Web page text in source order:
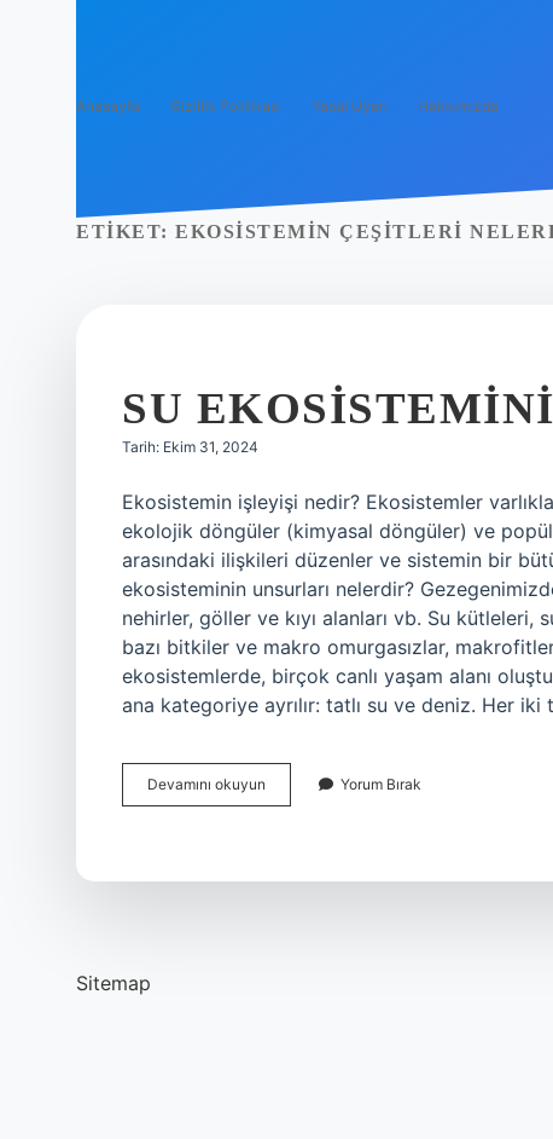
Anasayfa Gizlilik Politikası Yasal Uyarı Hakkımızda
ETIKET: EKOSISTEMIN ÇEŞITLERI
SU
Tarih: Ekim 31, 2024
Ekosistemin işleyişi nedir? Ekosistemler
ekolojik döngüler (kimyasal döngüler) ve
arasındaki ilişkileri düzenler ve sistemin bir
ekosisteminin unsurları nelerdir?
nehirler, göller ve kıyı alanları vb. Su
bazı bitkiler ve makro omurgasızlar,
ekosistemlerde, birçok canlı yaşam alanı
ana kategoriye ayrılır: tatlı su ve deniz. Her
Devamını okuyun
Ekosisteminin
Yorum Bırak
Sitemap